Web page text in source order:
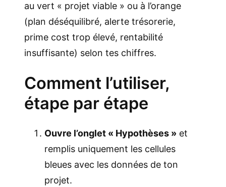
au vert « projet viable » ou à l’orange
(plan déséquilibré, alerte trésorerie,
prime cost trop élevé, rentabilité
insuffisante) selon tes chiffres.
Comment l’utiliser,
étape par étape
Ouvre l’onglet « Hypothèses » et
remplis uniquement les cellules
bleues avec les données de ton
projet.